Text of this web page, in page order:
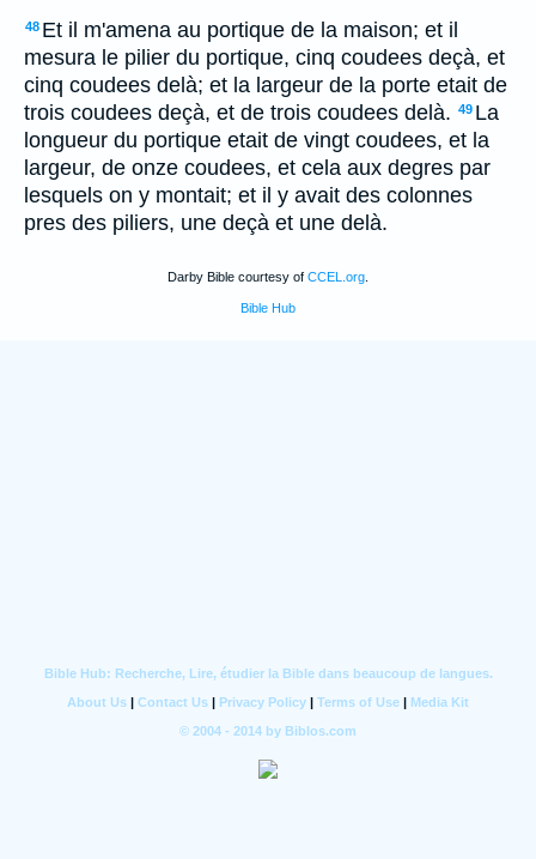
48 Et il m'amena au portique de la maison; et il
mesura le pilier du portique, cinq coudees deçà, et
cinq coudees delà; et la largeur de la porte etait de
trois coudees deçà, et de trois coudees delà. 49 La
longueur du portique etait de vingt coudees, et la
largeur, de onze coudees, et cela aux degres par
lesquels on y montait; et il y avait des colonnes
pres des piliers, une deçà et une delà.
Darby Bible courtesy of CCEL.org
Bible Hub